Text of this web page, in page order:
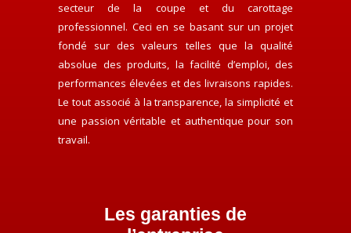
secteur de la coupe et du carottage
professionnel. Ceci en se basant sur un projet
fondé sur des valeurs telles que la qualité
absolue des produits, la facilité d’emploi, des
performances élevées et des livraisons rapides.
Le tout associé à la transparence, la simplicité et
une passion véritable et authentique pour son
travail.
Les garanties de